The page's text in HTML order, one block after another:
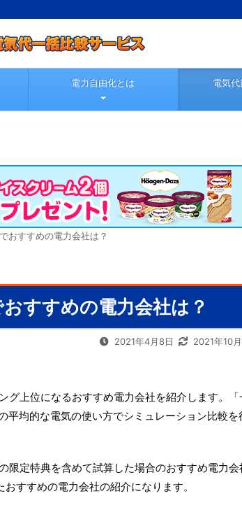
電力自由化とは 電気
おすすめの電力会社は？
すすめの電力会社は？
2021年4月8日 2021年10
グ上位になるおすすめ電力会社を紹介します。「
平均的な電気の使い方でシミュレーション比較を
限定特典を含めて試算した場合のおすすめ電力会
すすめの電力会社の紹介になります。